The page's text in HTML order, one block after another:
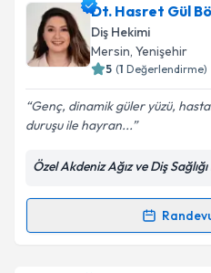
Takvim
Dt. Muzaffer Seydaiçin
oluşturun. Size bu
takvim hazırlandığında
Kişisel verilerimin
kapsamda
Dt. Hasret Gül
Diş Hekimi
Mersin, Yenişehir
5 (1 Değerlendirme)
Genç, dinamik güler yüzü,
duruşu ile hayran...
Özel Akdeniz Ağız ve Diş
Randevu Takvimi